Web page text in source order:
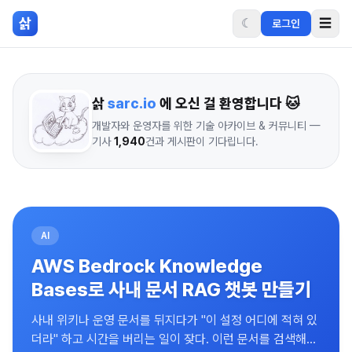
본문 바로가기
삵 ☾ 로그인 ☰
삵sarc.io 에 오신 걸 환영합니다 🐱
개발자와 운영자를 위한 기술 아카이브 & 커뮤니티 —
기사1,940건과 게시판이 기다립니다.
AI
AWS Bedrock Knowledge
Bases로 사내 문서 RAG 챗봇 만들기
사내 위키나 운영 문서를 뒤지다가 "이 설정 어디에 적혀 있
더라" 하고 시간을 버리는 일이 잦다. 이런 문서를 검색해서